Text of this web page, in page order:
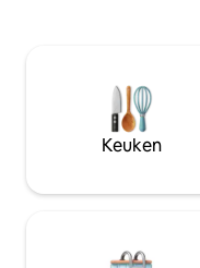
rotsachtig. Kamer 1
bed. Kamer 2 heeft de
eenpersoonsbedden
worden omgezet naar
slaapbank voor extra
Keuken